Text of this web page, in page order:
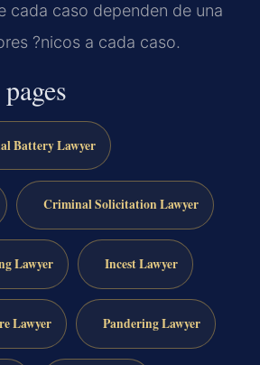
cada caso dependen de una
?nicos a cada caso.
Battery Lawyer
Criminal Solicitation Lawyer
Lawyer Incest Lawyer
Lawyer Pandering Lawyer